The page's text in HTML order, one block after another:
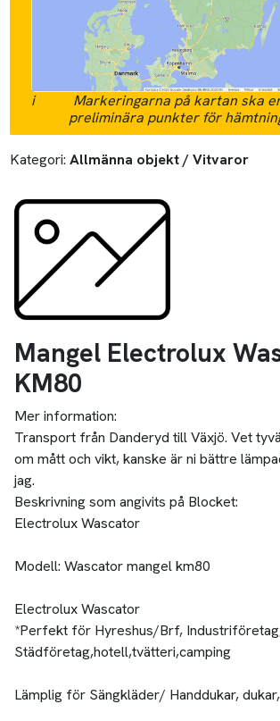
i
Markeringarna på kartan ska
preliminära punkter för
Kategori: Allmänna objekt / Vitvaror
Mangel Electrolux
KM80
Mer information:
Transport från Danderyd till Växjö. Vet
om mått och vikt, kanske är ni bättre
jag.
Beskrivning som angivits på Blocket:
Electrolux Wascator
Modell: Wascator mangel km80
Electrolux Wascator
*Perfekt för Hyreshus/Brf,
Städföretag,hotell,tvätteri,camping
Lämplig för Sängkläder/ Handdukar, dukar,